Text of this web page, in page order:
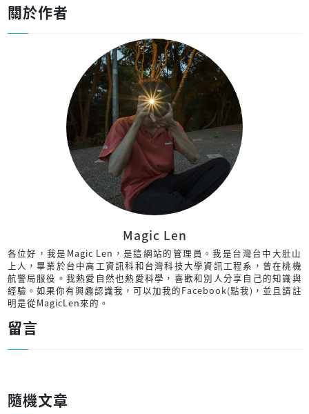
關於作者
Magic Len
各位好，我是Magic Len，是這網站的管理員。我是台灣台中大肚山
上人，畢業於台中高工資訊科和台灣科技大學資訊工程系，曾在桃機
航警局服役。我熱愛自然也熱愛科學，喜歡和別人分享自己的知識與
經驗。如果你有興趣認識我，可以加我的Facebook(點我) ，並且請註
明是從MagicLen來的。
留言
隨機文章